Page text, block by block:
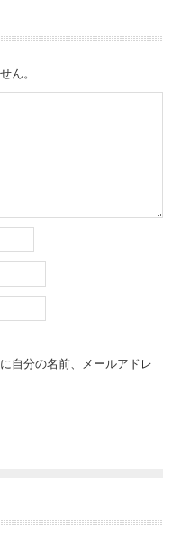
ん。
自分の名前、メールアドレ